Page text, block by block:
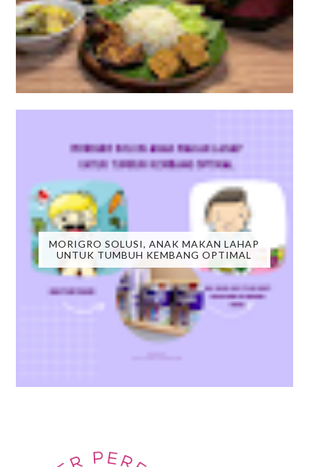
MORIGRO SOLUSI, ANAK MAKAN LAHAP
UNTUK TUMBUH KEMBANG OPTIMAL